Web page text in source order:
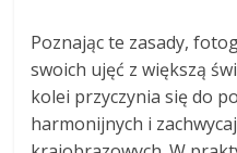
Poznając te zasady,
swoich ujęć z większą
kolei przyczynia się do
harmonijnych i